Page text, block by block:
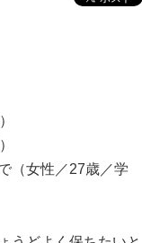
（女性／27歳／学